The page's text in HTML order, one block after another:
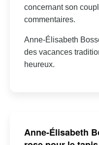
concernant son
commentaires.
Anne-Élisabeth
des vacances
heureux.
Anne-Élisabeth